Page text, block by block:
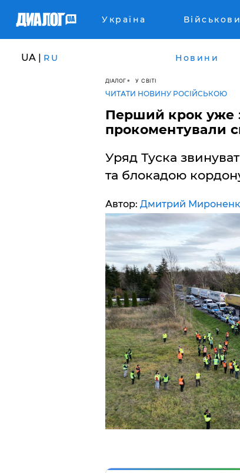
Україна
UA | RU Новини
ДІАЛОГ У СВІТІ
ЧИТАТИ НОВИНУ РОСІЙСЬКОЮ
Перший крок уже
прокоментували
Уряд Туска
та блокадою
Автор: Дмитрий